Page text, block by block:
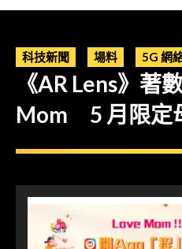
科技新聞 場料 5G 網
《AR Lens》著
Mom 5 月限定